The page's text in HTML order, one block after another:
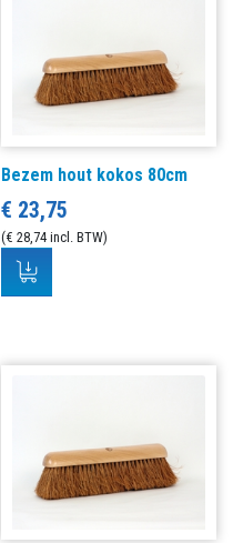
Bezem hout kokos 80cm
€ 23,75
(€ 28,74 incl. BTW)